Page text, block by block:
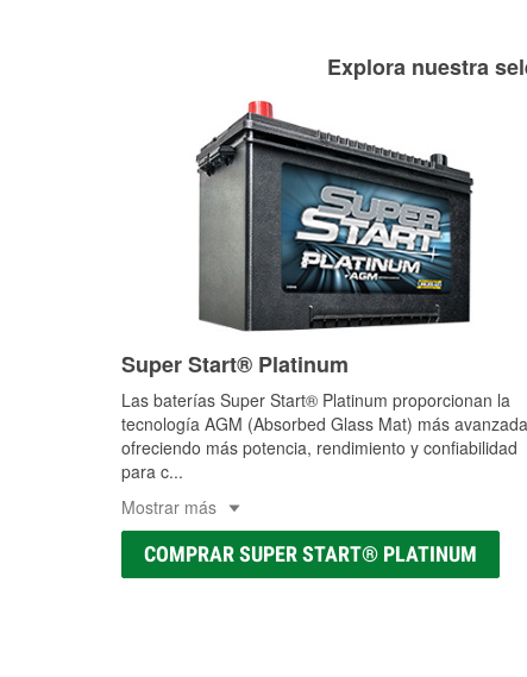
Explora nuestra
Super Start® Platinum
Las baterías Super Start® Platinum proporcionan la
tecnología AGM (Absorbed Glass Mat) más
ofreciendo más potencia, rendimiento y confiabilidad
para c...
Mostrar más
COMPRAR SUPER START® PLATINUM